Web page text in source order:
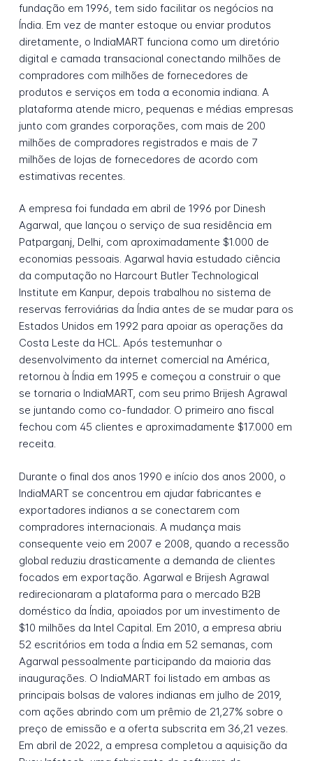
fundação em 1996, tem sido facilitar os negócios na
Índia. Em vez de manter estoque ou enviar produtos
diretamente, o IndiaMART funciona como um diretório
digital e camada transacional conectando milhões de
compradores com milhões de fornecedores de
produtos e serviços em toda a economia indiana. A
plataforma atende micro, pequenas e médias empresas
junto com grandes corporações, com mais de 200
milhões de compradores registrados e mais de 7
milhões de lojas de fornecedores de acordo com
estimativas recentes.
A empresa foi fundada em abril de 1996 por Dinesh
Agarwal, que lançou o serviço de sua residência em
Patparganj, Delhi, com aproximadamente $1.000 de
economias pessoais. Agarwal havia estudado ciência
da computação no Harcourt Butler Technological
Institute em Kanpur, depois trabalhou no sistema de
reservas ferroviárias da Índia antes de se mudar para os
Estados Unidos em 1992 para apoiar as operações da
Costa Leste da HCL. Após testemunhar o
desenvolvimento da internet comercial na América,
retornou à Índia em 1995 e começou a construir o que
se tornaria o IndiaMART, com seu primo Brijesh Agrawal
se juntando como co-fundador. O primeiro ano fiscal
fechou com 45 clientes e aproximadamente $17.000 em
receita.
Durante o final dos anos 1990 e início dos anos 2000, o
IndiaMART se concentrou em ajudar fabricantes e
exportadores indianos a se conectarem com
compradores internacionais. A mudança mais
consequente veio em 2007 e 2008, quando a recessão
global reduziu drasticamente a demanda de clientes
focados em exportação. Agarwal e Brijesh Agrawal
redirecionaram a plataforma para o mercado B2B
doméstico da Índia, apoiados por um investimento de
$10 milhões da Intel Capital. Em 2010, a empresa abriu
52 escritórios em toda a Índia em 52 semanas, com
Agarwal pessoalmente participando da maioria das
inaugurações. O IndiaMART foi listado em ambas as
principais bolsas de valores indianas em julho de 2019,
com ações abrindo com um prêmio de 21,27% sobre o
preço de emissão e a oferta subscrita em 36,21 vezes.
Em abril de 2022, a empresa completou a aquisição da